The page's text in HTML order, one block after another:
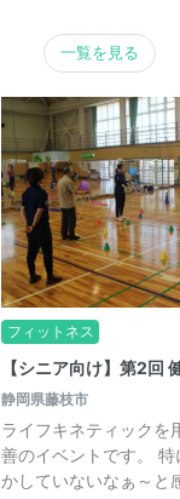
一覧を見る
フィットネス
【シニア向け】第2回
静岡県藤枝市
ライフキネティックを
善のイベントです。
かしていないなぁ～と